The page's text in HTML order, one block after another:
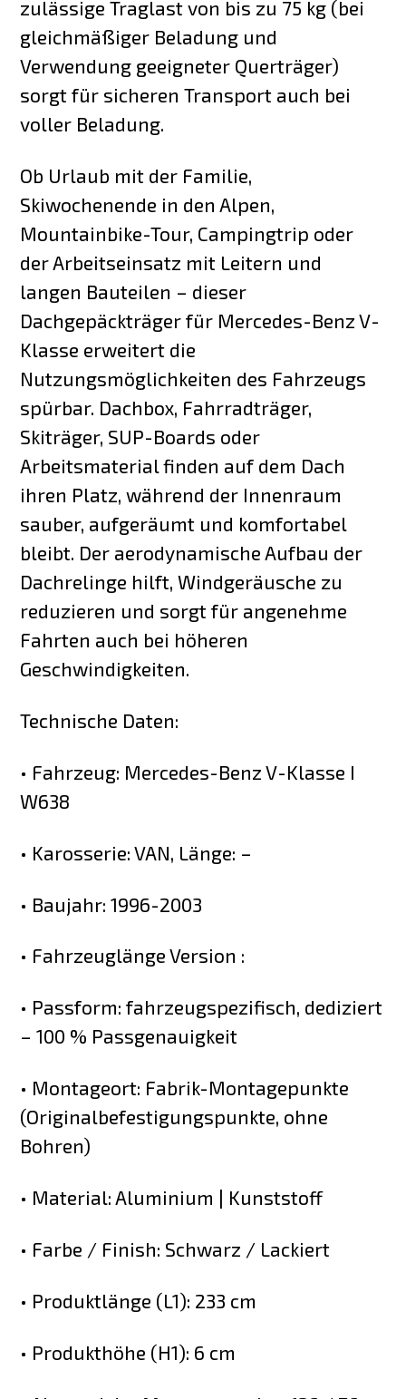
zulässige Traglast von bis zu 75 kg (bei
gleichmäßiger Beladung und
Verwendung geeigneter Querträger)
sorgt für sicheren Transport auch bei
voller Beladung.
Ob Urlaub mit der Familie,
Skiwochenende in den Alpen,
Mountainbike-Tour, Campingtrip oder
der Arbeitseinsatz mit Leitern und
langen Bauteilen – dieser
Dachgepäckträger für Mercedes-Benz V-
Klasse erweitert die
Nutzungsmöglichkeiten des Fahrzeugs
spürbar. Dachbox, Fahrradträger,
Skiträger, SUP-Boards oder
Arbeitsmaterial finden auf dem Dach
ihren Platz, während der Innenraum
sauber, aufgeräumt und komfortabel
bleibt. Der aerodynamische Aufbau der
Dachrelinge hilft, Windgeräusche zu
reduzieren und sorgt für angenehme
Fahrten auch bei höheren
Geschwindigkeiten.
Technische Daten:
• Fahrzeug: Mercedes-Benz V-Klasse I
W638
• Karosserie: VAN, Länge: –
• Baujahr: 1996-2003
• Fahrzeuglänge Version :
• Passform: fahrzeugspezifisch, dediziert
– 100 % Passgenauigkeit
• Montageort: Fabrik-Montagepunkte
(Originalbefestigungspunkte, ohne
Bohren)
• Material: Aluminium | Kunststoff
• Farbe / Finish: Schwarz / Lackiert
• Produktlänge (L1): 233 cm
• Produkthöhe (H1): 6 cm